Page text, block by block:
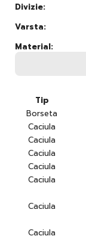
Divizie:
Varsta:
Material:
Tip
Borseta
Caciula
Caciula
Caciula
Caciula
Caciula
Caciula
Caciula